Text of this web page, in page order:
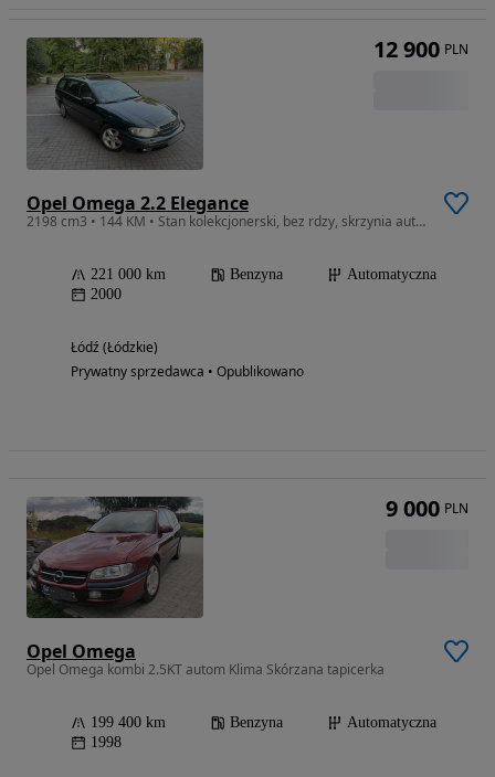
Opel Omega 2.2 Elegance
2198 cm3 • 144 KM • Stan kolekcjonerski, bez rdzy, skrzynia automatyczna
221 000 km Benzyna
Automatyczna
2000
Łódź (Łódzkie)
Prywatny sprzedawca • Opublikowano
12 900 PLN
Opel Omega
Opel Omega kombi 2.5KT autom Klima Skórzana tapicerka
199 400 km Benzyna
Automatyczna
1998
9 000 PLN